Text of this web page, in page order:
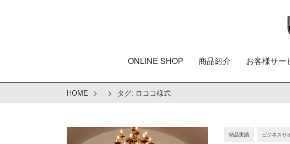
ONLINE SHOP 商品紹介 お客様サー
HOME > > タグ: ロココ様式
納品実績 ビジネスサ